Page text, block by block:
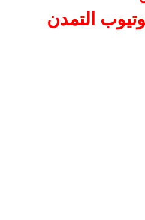
التمدن